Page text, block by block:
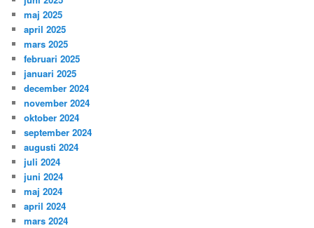
maj 2025
april 2025
mars 2025
februari 2025
januari 2025
december 2024
november 2024
oktober 2024
september 2024
augusti 2024
juli 2024
juni 2024
maj 2024
april 2024
mars 2024